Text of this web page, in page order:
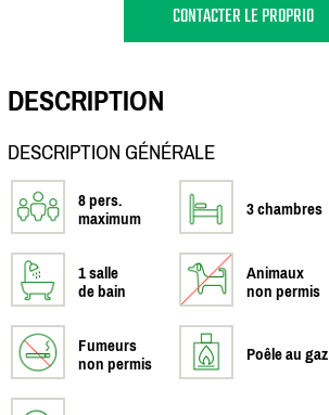
CONTACTER LE PROPRIO
DESCRIPTION
DESCRIPTION GÉNÉRALE
8 pers.
maximum
3 chambres
1 salle
de bain
Animaux
non permis
Fumeurs
non permis
Poêle au gaz